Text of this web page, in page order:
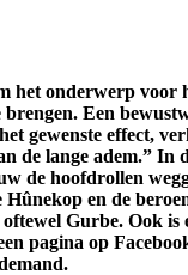
het onderwerp voor
Een
gewenste effect,
de lange adem.” In
de hoofdrollen
en de
Gurbe. Ook is
pagina op